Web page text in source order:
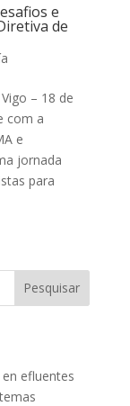
e
de
– 18 de
com a
e
jornada
para
Pesquisar
efluentes